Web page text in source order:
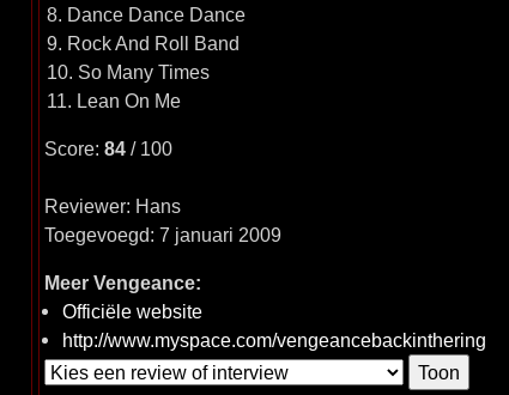
8. Dance Dance Dance
9. Rock And Roll Band
10. So Many Times
11. Lean On Me
Score: 84/ 100
Reviewer: Hans
Toegevoegd: 7 januari 2009
Meer Vengeance:
Officiële website
http://www.myspace.com/vengeancebackinthering